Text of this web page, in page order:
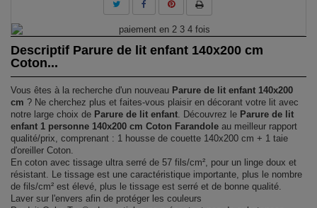
Descriptif Parure de lit enfant 140x200 cm
Coton...
Vous êtes à la recherche d'un nouveau Parure de lit enfant 140x200
cm ? Ne cherchez plus et faites-vous plaisir en décorant votre lit avec
notre large choix de Parure de lit enfant. Découvrez le Parure de lit
enfant 1 personne 140x200 cm Coton Farandole au meilleur rapport
qualité/prix, comprenant : 1 housse de couette 140x200 cm + 1 taie
d'oreiller Coton.
En coton avec tissage ultra serré de 57 fils/cm², pour un linge doux et
résistant. Le tissage est une caractéristique importante, plus le nombre
de fils/cm² est élevé, plus le tissage est serré et de bonne qualité.
Laver sur l'envers afin de protéger les couleurs